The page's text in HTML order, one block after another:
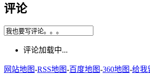
评论
评论加载中...
网站地图-RSS地图-百度地图-360地图-给我